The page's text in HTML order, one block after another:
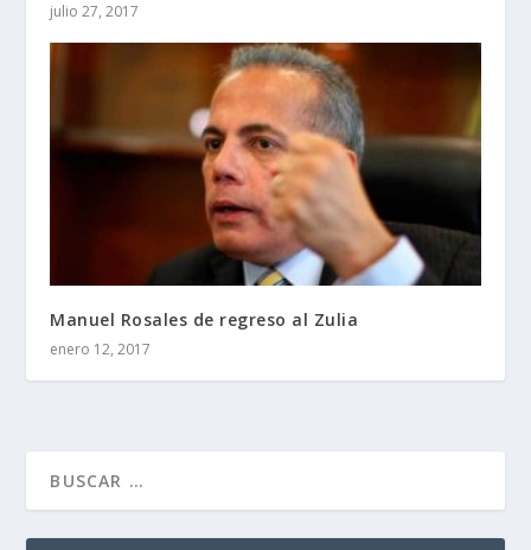
julio 27, 2017
Manuel Rosales de regreso al Zulia
enero 12, 2017